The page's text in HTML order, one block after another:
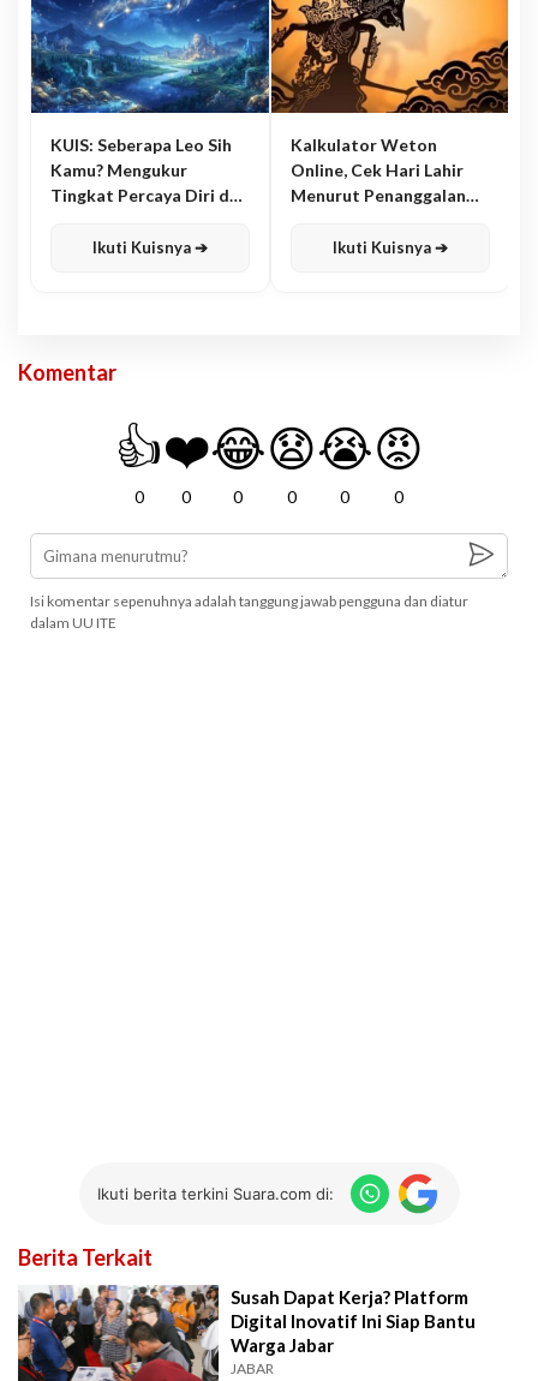
KUIS: Seberapa Leo Sih
Kamu? Mengukur
Tingkat Percaya Diri dan
Ikuti Kuisnya ➔
Kalkulator Weton
Online, Cek Hari Lahir
Menurut Penanggalan
Ikuti Kuisnya ➔
Komentar
👍
0
❤️
0
😂
0
😧
0
😭
0
😡
0
Isi komentar sepenuhnya adalah tanggung jawab pengguna dan diatur
dalam UU ITE
Ikuti berita terkini Suara.com di:
Berita Terkait
Susah Dapat Kerja? Platform
Digital Inovatif Ini Siap Bantu
Warga Jabar
JABAR